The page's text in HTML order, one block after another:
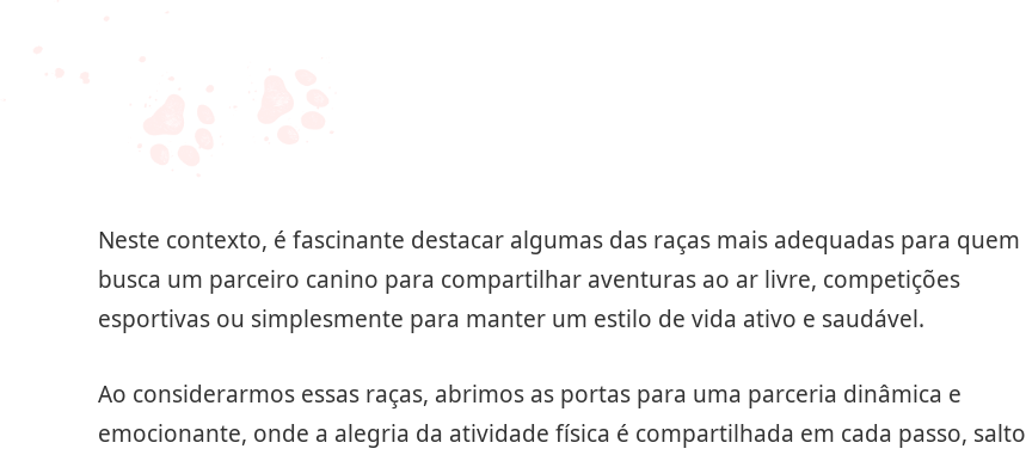
Neste contexto, é fascinante destacar algumas das raças mais adequadas para quem
busca um parceiro canino para compartilhar aventuras ao ar livre, competições
esportivas ou simplesmente para manter um estilo de vida ativo e saudável.
Ao considerarmos essas raças, abrimos as portas para uma parceria dinâmica e
emocionante, onde a alegria da atividade física é compartilhada em cada passo, salto